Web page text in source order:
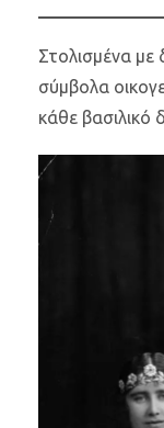
Στολισμένα με
σύμβολα
κάθε βασιλικό